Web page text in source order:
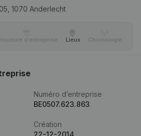
1070 Anderlecht
d'entreprise Lieux Chronologie
Numéro d’entreprise
BE0507.623.863
Création
22-12-2014